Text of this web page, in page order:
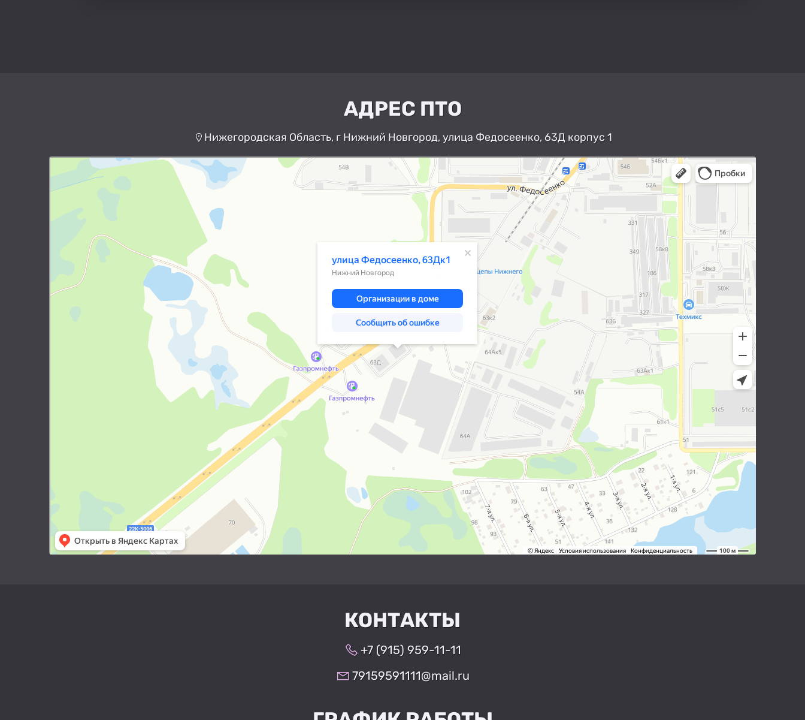
АДРЕС ПТО
Нижегородская Область, г Нижний Новгород, улица Федосеенко, 63Д корпус 1
Нижний Новгород
Улица Федосеенко, 63Дк1 — Яндекс Карты
КОНТАКТЫ
+7 (915) 959-11-11
79159591111@mail.ru